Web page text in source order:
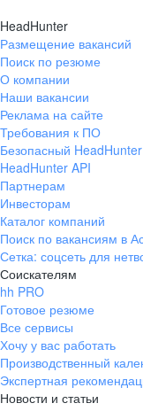
Екатеринбург
ул. Боевых Дружин,
+7 343 226-79-99
pr@ural.hh.ru
ул. Янковского, д. 169,
706 каб.
+7 861 205-55-57
pr@krd.hh.ru
Владивосток
пер. Ланинский д. 4,
+7 423 202-33-28
pr@dv.hh.ru
HeadHunter
Размещение вакансий
Поиск по резюме
О компании
Наши вакансии
Реклама на сайте
Требования к ПО
Безопасный HeadHunter
HeadHunter API
Партнерам
Инвесторам
Каталог компаний
Поиск по вакансиям в
Сетка: соцсеть для
Соискателям
hh PRO
Готовое резюме
Все сервисы
Хочу у вас работать
Производственный
Экспертная
Новости и статьи